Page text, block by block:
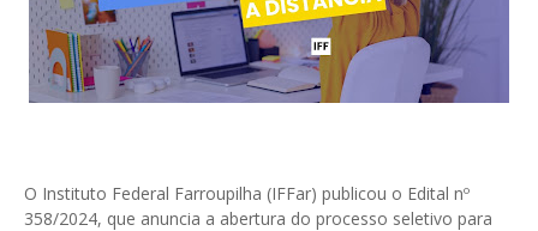
O Instituto Federal Farroupilha (IFFar) publicou o Edital nº
358/2024, que anuncia a abertura do processo seletivo para